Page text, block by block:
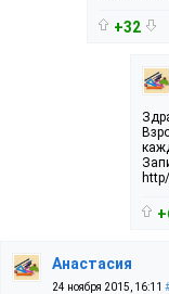
+32
Анастасия
24 ноября 2015, 16:11